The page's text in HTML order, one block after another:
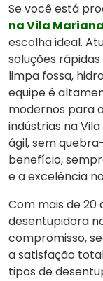
Se você está
na Vila Mariana
escolha ideal.
soluções
limpa fossa,
equipe é
modernos para
indústrias na
ágil, sem
benefício,
e a excelência
Com mais de 20
desentupidora
compromisso,
a satisfação
tipos de